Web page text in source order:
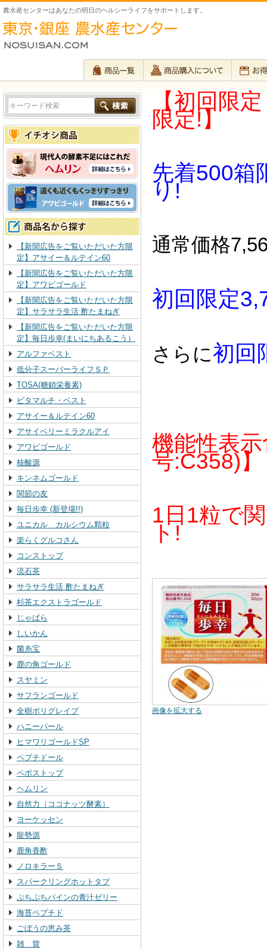
農水産センターはあなたの明日のヘルシーライフをサポートします。
【新聞広告をご覧いただいた方限
定】アサイー＆ルテイン60
【新聞広告をご覧いただいた方限
定】アワビゴールド
【新聞広告をご覧いただいた方限
定】サラサラ生活 酢たまねぎ
【新聞広告をご覧いただいた方限
定】毎日歩幸(まいにちあるこう）
アルファベスト
低分子スーパーライフＳＰ
TOSA(糖鎖栄養素)
ビタマルチ・ベスト
アサイー＆ルテイン60
アサイベリーミラクルアイ
アワビゴールド
核酸源
キンネムゴールド
関節の友
毎日歩幸 (新登場!!)
ユニカル カルシウム顆粒
楽らくグルコさん
コンストップ
流石茶
サラサラ生活 酢たまねぎ
杉茶エクストラゴールド
じゃばら
しいかん
菌糸宝
鹿の角ゴールド
スヤミン
サフランゴールド
全樹ポリグレイプ
ハニーパール
ヒマワリゴールドSP
ペプチドール
ペポストップ
ヘムリン
自然力（ココナッツ酵素）
ヨーケッセン
龍勢源
鹿角香酢
ノロキラーＳ
スパークリングホットタブ
ぷちぷちパインの青汁ゼリー
海苔ペプチド
ごぼうの恵み茶
雑 貨
【初回限
限定!】
先着500箱
り!
通常価格
初回限定
さらに初回
機能性表
号:C358)】
1日1粒で
ト!
画像を拡大する